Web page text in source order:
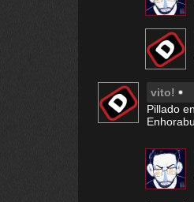
vito!
Pillado